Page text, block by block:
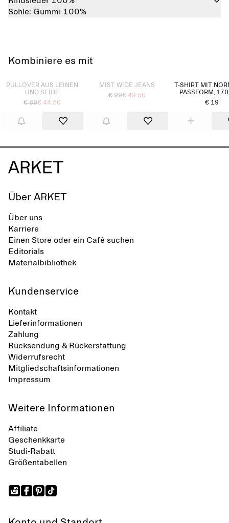
Sohle: Gummi 100%
Kombiniere es mit
PULLOVER AUS LEINEN
UND SEIDE
€ 89€ 44.50
MIST WIDE JEANS
€ 99€ 49.50
T-SHIRT MIT
PASSFORM,
€ 19
Über ARKET
Über uns
Karriere
Einen Store oder ein Café suchen
Editorials
Materialbibliothek
Kundenservice
Kontakt
Lieferinformationen
Zahlung
Rücksendung & Rückerstattung
Widerrufsrecht
Mitgliedschaftsinformationen
Impressum
Weitere Informationen
Affiliate
Geschenkkarte
Studi-Rabatt
Größentabellen